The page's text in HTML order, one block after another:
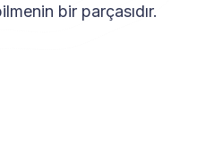
bir parçasıdır.